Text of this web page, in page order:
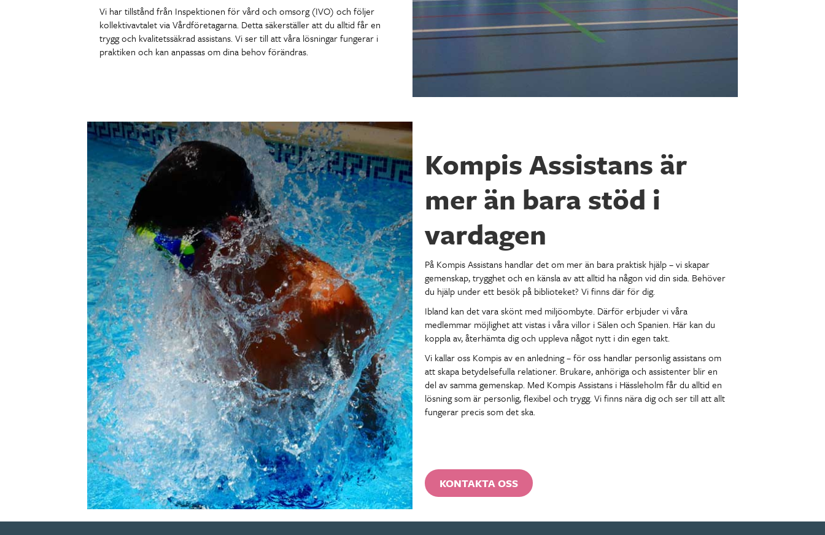
Vi har tillstånd från Inspektionen för vård och omsorg (IVO) och följer
kollektivavtalet via Vårdföretagarna. Detta säkerställer att du alltid får en
trygg och kvalitetssäkrad assistans. Vi ser till att våra lösningar fungerar i
praktiken och kan anpassas om dina behov förändras.
Kompis Assistans är
mer än bara stöd i
vardagen
På Kompis Assistans handlar det om mer än bara praktisk hjälp – vi skapar
gemenskap, trygghet och en känsla av att alltid ha någon vid din sida. Behöver
du hjälp under ett besök på biblioteket? Vi finns där för dig.
Ibland kan det vara skönt med miljöombyte. Därför erbjuder vi våra
medlemmar möjlighet att vistas i våra villor i Sälen och Spanien. Här kan du
koppla av, återhämta dig och uppleva något nytt i din egen takt.
Vi kallar oss Kompis av en anledning – för oss handlar personlig assistans om
att skapa betydelsefulla relationer. Brukare, anhöriga och assistenter blir en
del av samma gemenskap. Med Kompis Assistans i Hässleholm får du alltid en
lösning som är personlig, flexibel och trygg. Vi finns nära dig och ser till att allt
fungerar precis som det ska.
KONTAKTA OSS